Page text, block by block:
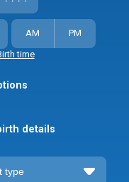
AM
PM
time
details